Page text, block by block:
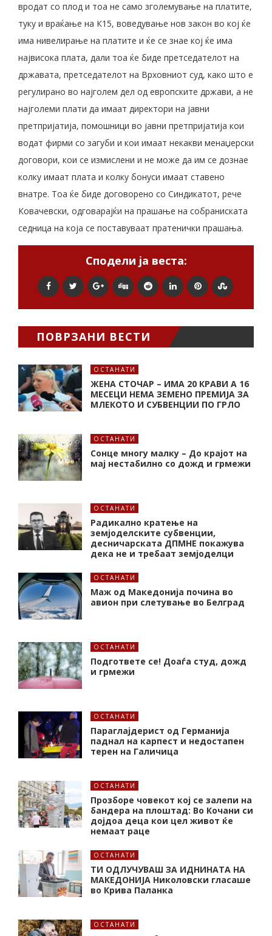
вродат со плод и тоа не само зголемување на платите,
туку и враќање на К15, воведување нов закон во кој ќе
има нивелирање на платите и ќе се знае кој ќе има
највисока плата, дали тоа ќе биде претседателот на
државата, претседателот на Врховниот суд, како што е
регулирано во најголем дел од европските држави, а не
најголеми плати да имаат директори на јавни
претпријатија, помошници во јавни претпријатија кои
водат фирми со загуби и кои имаат некакви менаџерски
договори, кои се измислени и не може да им се дознае
колку имаат плата и колку бонуси имаат ставено
внатре. Тоа ќе биде договорено со Синдикатот, рече
Ковачевски, одговарајќи на прашање на собраниската
седница на која се поставуваат пратенички прашања.
Сподели ја веста:
ПОВРЗАНИ ВЕСТИ
ОСТАНАТИ
ЖЕНА СТОЧАР – ИМА 20 КРАВИ А 16
МЕСЕЦИ НЕМА ЗЕМЕНО ПРЕМИЈА ЗА
МЛЕКОТО И СУБВЕНЦИИ ПО ГРЛО
ОСТАНАТИ
Сонце многу малку – До крајот на
мај нестабилно со дожд и грмежи
ОСТАНАТИ
Радикално кратење на
земјоделските субвенции,
десничарската ДПМНЕ покажува
дека не и требаат земјоделци
ОСТАНАТИ
Маж од Македонија почина во
авион при слетување во Белград
ОСТАНАТИ
Подгответе се! Доаѓа студ, дожд
и грмежи
ОСТАНАТИ
Параглајдерист од Германија
паднал на карпест и недостапен
терен на Галичица
ОСТАНАТИ
Прозборе човекот кој се залепи на
бандера на плоштад: Во Кочани си
дојдоа деца кои цел живот ќе
немаат раце
ОСТАНАТИ
ТИ ОДЛУЧУВАШ ЗА ИДНИНАТА НА
МАКЕДОНИЈА Николовски гласаше
во Крива Паланка
ОСТАНАТИ